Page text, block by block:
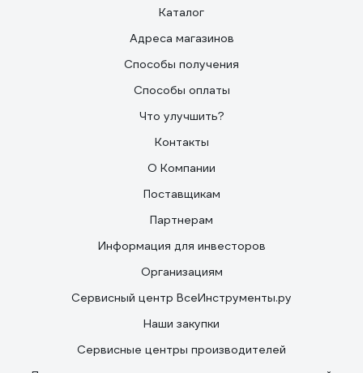
Каталог
Адреса магазинов
Способы получения
Способы оплаты
Что улучшить?
Контакты
О Компании
Поставщикам
Партнерам
Информация для инвесторов
Организациям
Сервисный центр ВсеИнструменты.ру
Наши закупки
Сервисные центры производителей